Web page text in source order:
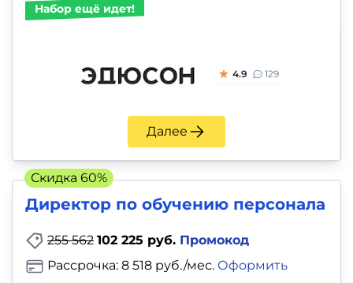
Набор ещё идет!
4.9 129
Далее
Директор по обучению персонала
255 562 102 225 руб. Промокод
Рассрочка: 8 518 руб./мес. Оформить
Скидка 60%